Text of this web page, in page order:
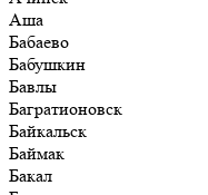
Аша
Бабаево
Бабушкин
Бавлы
Багратионовск
Байкальск
Баймак
Бакал